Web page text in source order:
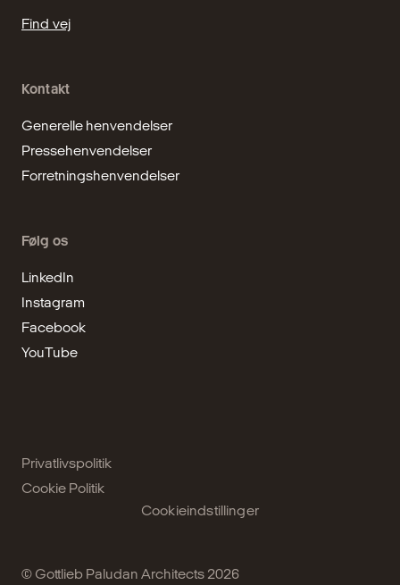
Find vej
Kontakt
Generelle henvendelser
Pressehenvendelser
Forretningshenvendelser
© Gottlieb Paludan Architects 2026
Privatlivspolitik
Cookie Politik
Cookieindstillinger
Følg os
LinkedIn
Instagram
Facebook
YouTube